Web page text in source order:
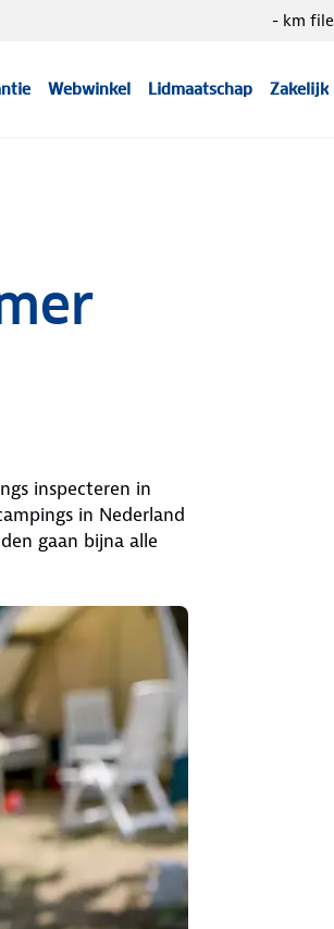
Webwinkel Lidmaatschap Zakelijk
- km file
inspecteren in
in Nederland
gaan bijna alle